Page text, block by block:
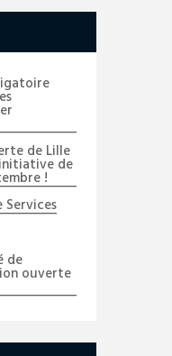
de Lille
de
!
Services
de
ouverte